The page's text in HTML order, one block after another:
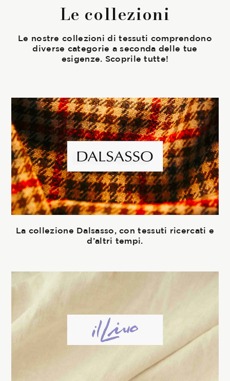
Le collezioni
Le nostre collezioni di tessuti comprendono
diverse categorie a seconda delle tue
esigenze. Scoprile tutte!
La collezione Dalsasso, con tessuti ricercati e
d’altri tempi.